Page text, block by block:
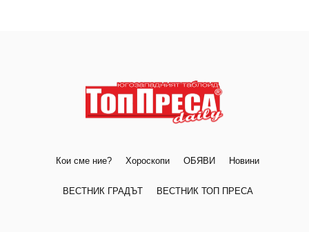
Кои сме ние? Хороскопи ОБЯВИ Новини
ВЕСТНИК ГРАДЪТ ВЕСТНИК ТОП ПРЕСА